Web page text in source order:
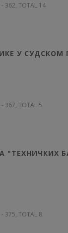
- 362, TOTAL 14
У СУДСКОМ
- 367, TOTAL 5
"ТЕХНИЧКИХ
- 375, TOTAL 8